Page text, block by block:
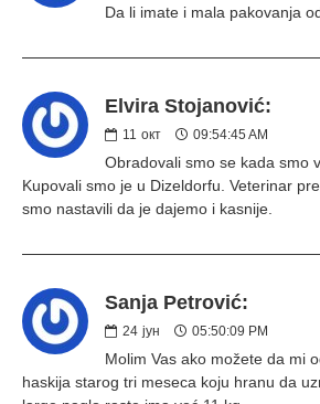
Da li imate i mala pakovanja
Elvira Stojanović:
11 окт 09:54:45 AM
Obradovali smo se kada smo
Kupovali smo je u Dizeldorfu. Veterinar
smo nastavili da je dajemo i kasnije.
Sanja Petrović:
24 јун 05:50:09 PM
Molim Vas ako možete da mi
haskija starog tri meseca koju hranu da